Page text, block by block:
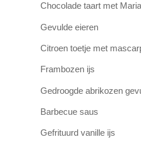
Chocolade taart met
Gevulde eieren
Citroen toetje met
Frambozen ijs
Gedroogde abrikozen
Barbecue saus
Gefrituurd vanille ijs